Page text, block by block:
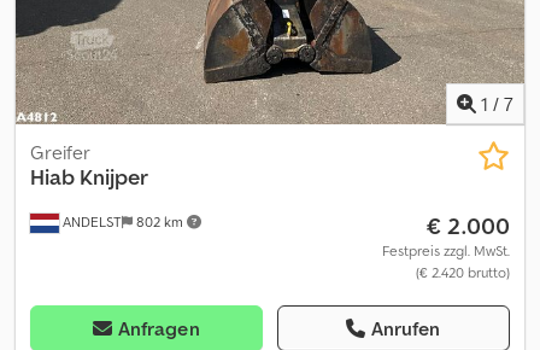
1 / 7
ANDELST 802 km
Greifer
Hiab Knijper
€ 2.000
Festpreis zzgl. MwSt.
(€ 2.420 brutto)
Anfragen Anrufen